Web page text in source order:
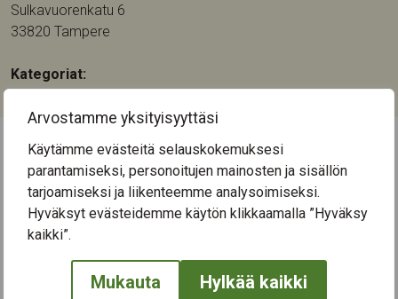
Arvostamme yksityisyyttäsi
Käytämme evästeitä selauskokemuksesi
parantamiseksi, personoitujen mainosten ja sisällön
tarjoamiseksi ja liikenteemme analysoimiseksi.
Hyväksyt evästeidemme käytön klikkaamalla ”Hyväksy
kaikki”.
Mukauta Hylkää kaikki
Sulkavuorenkatu 6
33820 Tampere
Kategoriat:
← Näytä kaikki tapahtumat